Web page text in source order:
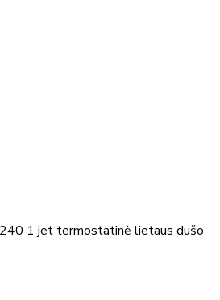
1 jet termostatinė lietaus dušo